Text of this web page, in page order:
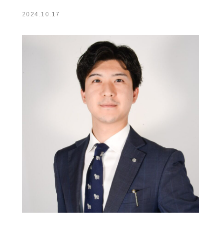
2024.10.17